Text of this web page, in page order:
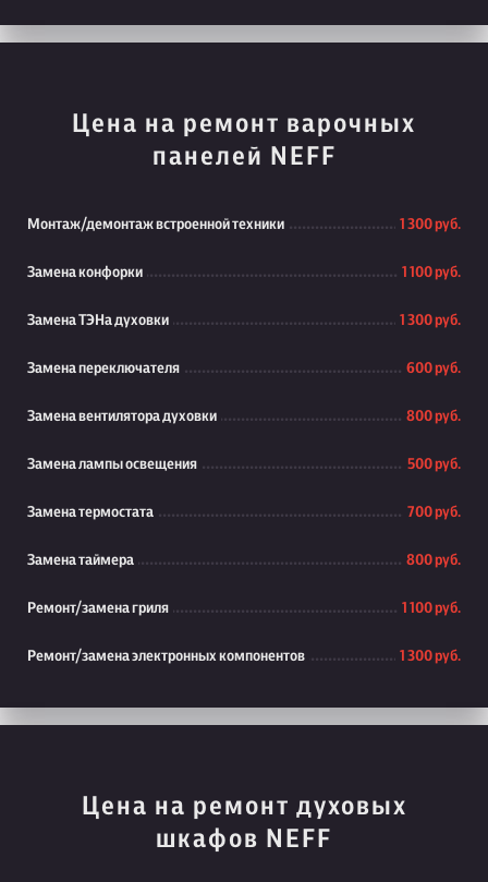
Цена на ремонт варочных
панелей NEFF
Монтаж/демонтаж встроенной техники 1 300 руб.
Замена конфорки 1 100 руб.
Замена ТЭНа духовки 1 300 руб.
Замена переключателя 600 руб.
Замена вентилятора духовки 800 руб.
Замена лампы освещения 500 руб.
Замена термостата 700 руб.
Замена таймера 800 руб.
Ремонт/замена гриля 1 100 руб.
Ремонт/замена электронных компонентов 1 300 руб.
Цена на ремонт духовых
шкафов NEFF